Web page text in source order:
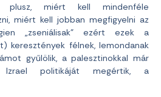
plusz, miért kell mindenféle
miért kell jobban megfigyelni az
„zseniálisak” ezért ezek a
keresztények félnek, lemondanak
gyűlölik, a palesztinokkal már
Izrael politikáját megértik, a